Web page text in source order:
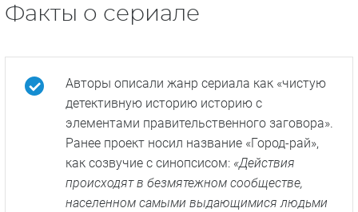
Факты о сериале
Авторы описали жанр сериала как «чистую
детективную историю историю с
элементами правительственного заговора».
Ранее проект носил название «Город-рай»,
как созвучие с синопсисом: «Действия
происходят в безмятежном сообществе,
населенном самыми выдающимися людьми